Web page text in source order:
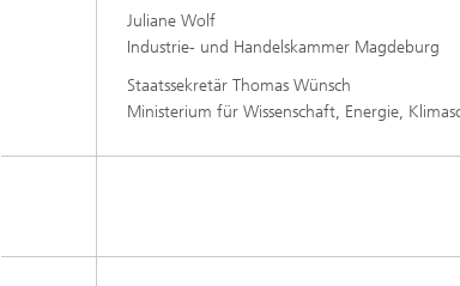
Juliane Wolf
Industrie- und Handelskammer Magdeburg
Staatssekretär Thomas Wünsch
Ministerium für Wissenschaft, Energie,